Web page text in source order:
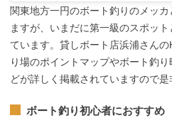
関東地方一円のボート釣りのメッ
ますが、いまだに第一級のスポッ
ています。貸しボート店浜浦さん
り場のポイントマップやボート釣
どが詳しく掲載されていますので是
ボート釣り初心者におすすめ